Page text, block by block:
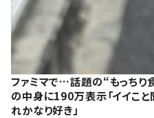
ファミマで…話題の“もっちり
の中身に190万表示「イイこと
れかなり好き」